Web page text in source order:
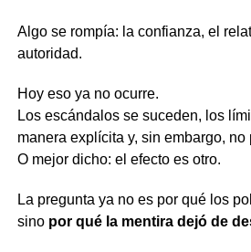
Algo se rompía: la confianza, el
autoridad.
Hoy eso ya no ocurre.
Los escándalos se suceden, los
manera explícita y, sin embargo, no
O mejor dicho: el efecto es otro.
La pregunta ya no es por qué los
sino por qué la mentira dejó de